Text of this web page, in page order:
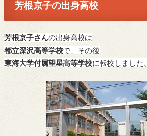
芳根京子の出身高校
芳根京子さんの出身高校は
都立深沢高等学校で、その後
東海大学付属望星高等学校に転校しました。